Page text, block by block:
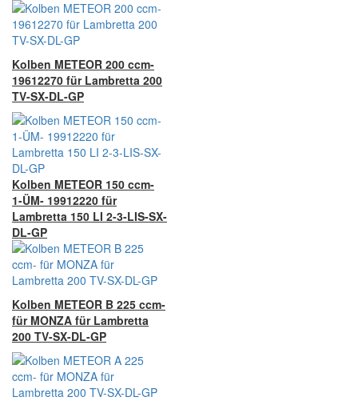
Kolben METEOR 200 ccm-
19612270 für Lambretta 200
TV-SX-DL-GP
Kolben METEOR 150 ccm-
1-ÜM- 19912220 für
Lambretta 150 LI 2-3-LIS-SX-
DL-GP
Kolben METEOR B 225 ccm-
für MONZA für Lambretta
200 TV-SX-DL-GP